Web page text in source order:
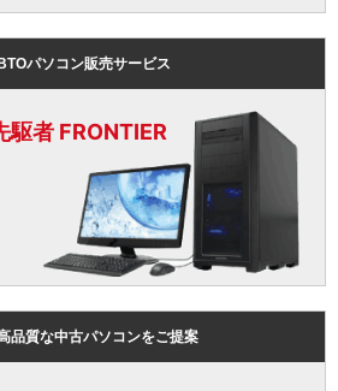
パソコン販売サービス
駆者 FRONTIER
品質な中古パソコンをご提案